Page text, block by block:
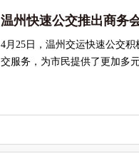
温州快速公交推出商务
4月25日，温州交运快速公交
交服务，为市民提供了更加多